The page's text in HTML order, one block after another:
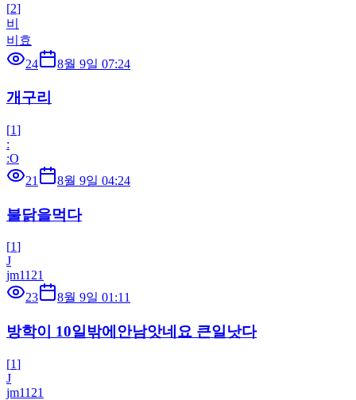
[2]
비
비효
24
8월 9일 07:24
개구리
[1]
:
:O
21
8월 9일 04:24
불닭을먹다
[1]
J
jm1121
23
8월 9일 01:11
방학이 10일밖에안남앗네요 큰일낫다
[1]
J
jm1121